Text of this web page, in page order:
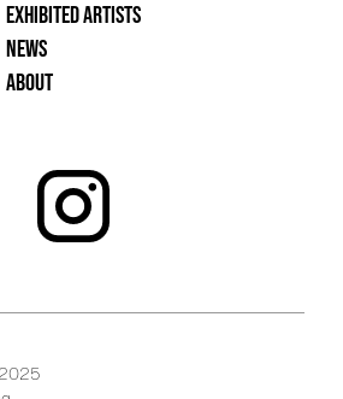
Exhibited artists
News
About